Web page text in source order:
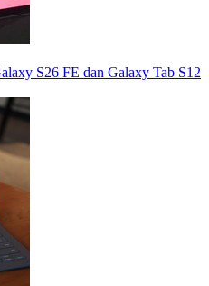
S26 FE dan Galaxy Tab S12